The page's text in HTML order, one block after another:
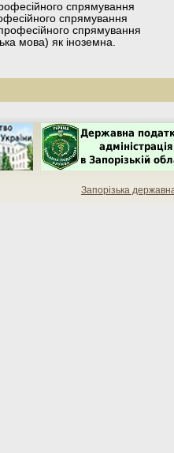
спрямування
спрямування
спрямування
мова) як іноземна.
Запорізька